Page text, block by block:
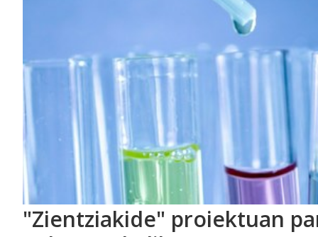
"Zientziakide" proiektuan